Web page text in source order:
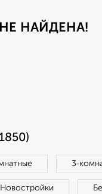
НАЙДЕНА!
Новостройки